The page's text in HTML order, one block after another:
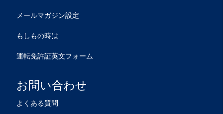
メールマガジン設定
もしもの時は
運転免許証英文フォーム
お問い合わせ
よくある質問